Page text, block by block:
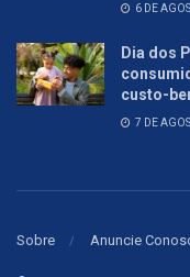
6 DE
Dia dos
custo-
7 DE
Sobre Anuncie